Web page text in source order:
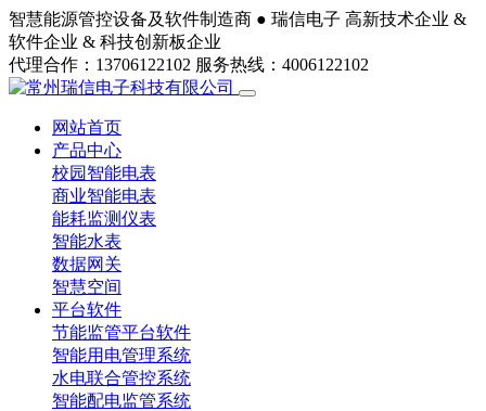
智慧能源管控设备及软件制造商 ● 瑞信电子 高新技术企业 &
软件企业 & 科技创新板企业
代理合作：13706122102 服务热线：4006122102
网站首页
产品中心
校园智能电表
商业智能电表
能耗监测仪表
智能水表
数据网关
智慧空间
平台软件
节能监管平台软件
智能用电管理系统
水电联合管控系统
智能配电监管系统